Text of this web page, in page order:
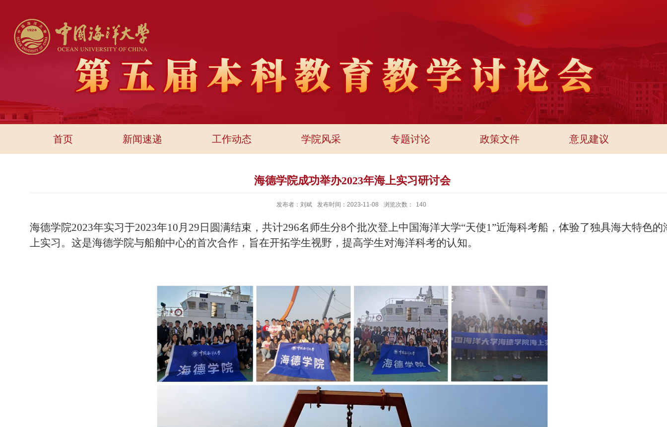
首页 新闻速递 工作动态 学院风采 专题讨论 政策文件 意见建议
海德学院成功举办2023年海上实习研讨会
发布者：刘斌 发布时间：2023-11-08 浏览次数： 140
海德学院2023年实习于2023年10月29日圆满结束，共计296名师生分8个批次登上中国海洋大学“天使1”近海科考船，体验了独具海大特色的
上实习。这是海德学院与船舶中心的首次合作，旨在开拓学生视野，提高学生对海洋科考的认知。